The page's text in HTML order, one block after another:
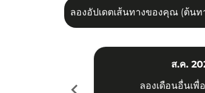
ลองอัปเดตเส้นทางของคุณ (ต้น
ส.ค.
ลองเดือนอื่นเพื่